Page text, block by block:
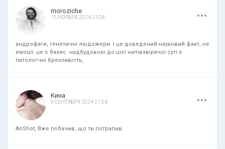
moroziche
15 НОЯБРЯ 2024 21:08 ...
андрофаги, генетичні людожери. і це доведений науковий факт, не
емоції. це є базис. надбудовою до цієї напівзвірячої суті є
патологчні брехливість,
Кина
9 СЕНТЯБРЯ 2024 21:04 ...
AnShot, Вже побачив, що ти потрапив